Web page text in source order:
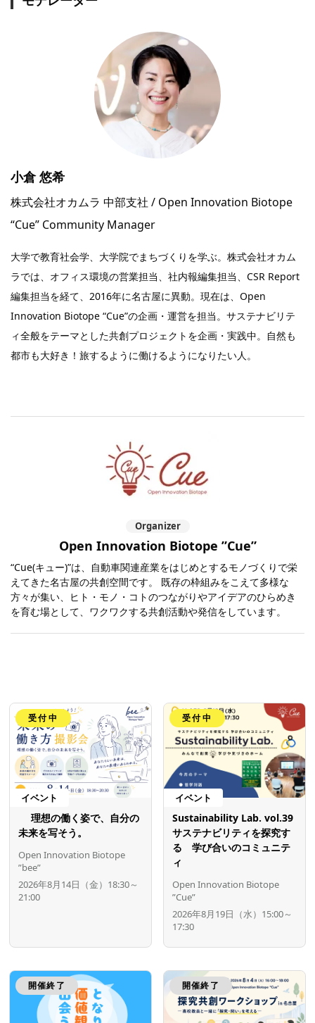
小倉 悠希
株式会社オカムラ 中部支社 / Open Innovation Biotope
“Cue” Community Manager
大学で教育社会学、大学院でまちづくりを学ぶ。株式会社オカム
ラでは、オフィス環境の営業担当、社内報編集担当、CSR Report
編集担当を経て、2016年に名古屋に異動。現在は、Open
Innovation Biotope “Cue”の企画・運営を担当。サステナビリテ
ィ全般をテーマとした共創プロジェクトを企画・実践中。自然も
都市も大好き！旅するように働けるようになりたい人。
Organizer
Open Innovation Biotope ”Cue”
“Cue(キュー)”は、自動車関連産業をはじめとするモノづくりで栄
えてきた名古屋の共創空間です。 既存の枠組みをこえて多様な
方々が集い、ヒト・モノ・コトのつながりやアイデアのひらめき
を育む場として、ワクワクする共創活動や発信をしています。
受付中
イベント
理想の働く姿で、自分の
未来を写そう。
Open Innovation Biotope
”bee”
2026年8月14日（金）18:30～
21:00
受付中
イベント
Sustainability Lab. vol.39
サステナビリティを探究す
る 学び合いのコミュニテ
ィ
Open Innovation Biotope
”Cue”
2026年8月19日（水）15:00～
17:30
開催終了 開催終了